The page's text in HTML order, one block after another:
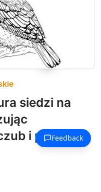
siedzi na
i potężny